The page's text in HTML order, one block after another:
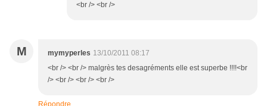
<br /> <br />
M mymyperles 13/10/2011 08:17
<br /> <br /> malgrès tes desagréments elle est superbe !!!!<br
/> <br /> <br /> <br />
Répondre